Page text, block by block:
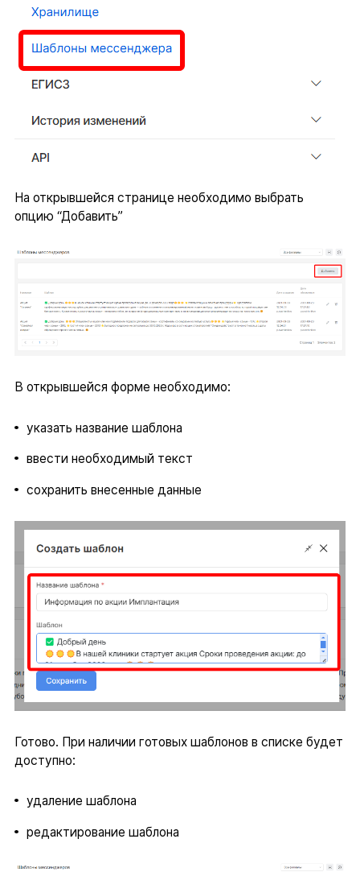
На открывшейся странице необходимо выбрать
опцию “Добавить”
В открывшейся форме необходимо:
указать название шаблона
ввести необходимый текст
сохранить внесенные данные
Готово. При наличии готовых шаблонов в списке будет
доступно:
удаление шаблона
редактирование шаблона